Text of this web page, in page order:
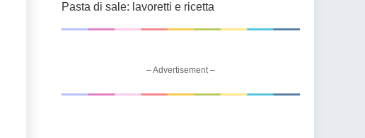
Pasta di sale: lavoretti e ricetta
– Advertisement –